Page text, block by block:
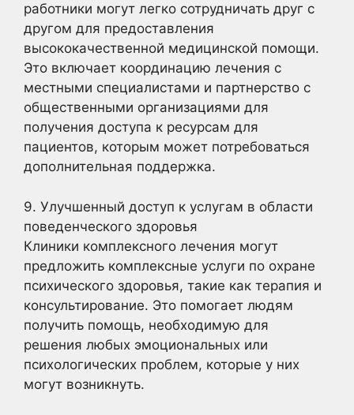
работники могут легко сотрудничать друг с
другом для предоставления
высококачественной медицинской помощи.
Это включает координацию лечения с
местными специалистами и партнерство с
общественными организациями для
получения доступа к ресурсам для
пациентов, которым может потребоваться
дополнительная поддержка.
9. Улучшенный доступ к услугам в области
поведенческого здоровья
Клиники комплексного лечения могут
предложить комплексные услуги по охране
психического здоровья, такие как терапия и
консультирование. Это помогает людям
получить помощь, необходимую для
решения любых эмоциональных или
психологических проблем, которые у них
могут возникнуть.